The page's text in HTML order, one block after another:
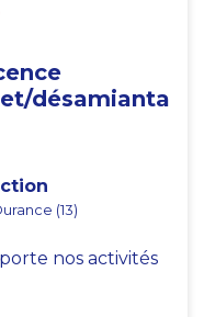
désamianta
(13)
nos activités